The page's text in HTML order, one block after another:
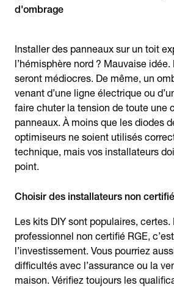
d'ombrage
Installer des panneaux sur un toit
l’hémisphère nord ? Mauvaise
seront médiocres. De même, un
venant d’une ligne électrique ou
faire chuter la tension de toute une
panneaux. À moins que les diodes
optimiseurs ne soient utilisés
technique, mais vos installateurs
point.
Choisir des installateurs non
Les kits DIY sont populaires,
professionnel non certifié RGE,
l’investissement. Vous pourriez
difficultés avec l’assurance ou la
maison. Vérifiez toujours les